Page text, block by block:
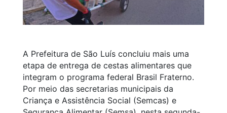
A Prefeitura de São Luís concluiu mais uma
etapa de entrega de cestas alimentares que
integram o programa federal Brasil Fraterno.
Por meio das secretarias municipais da
Criança e Assistência Social (Semcas) e